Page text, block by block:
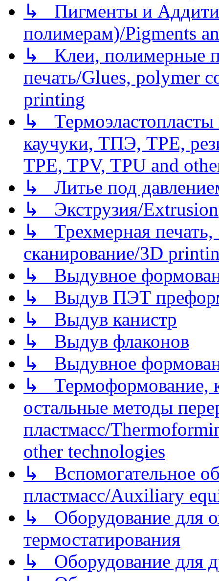
↳ Пигменты и
полимерам)/Pigments
↳ Клеи, полимерные
печать/Glues, polymer
printing
↳
каучуки, ТПЭ, TPE,
TPE, TPV, TPU and
↳ Литье под
↳ Экструзия/Extrusion
↳ Трехмерная
сканирование/3D
↳ Выдувное
↳ Выдув ПЭТ
↳ Выдув канистр
↳ Выдув флаконов
↳ Выдувное
↳ Термоформование,
остальные методы
пластмасс/
other technologies
↳ Вспомогательное
пластмасс/Auxiliary
↳ Оборудование для
термостатирования
↳ Оборудование для